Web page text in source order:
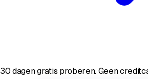
30 dagen gratis proberen. Geen